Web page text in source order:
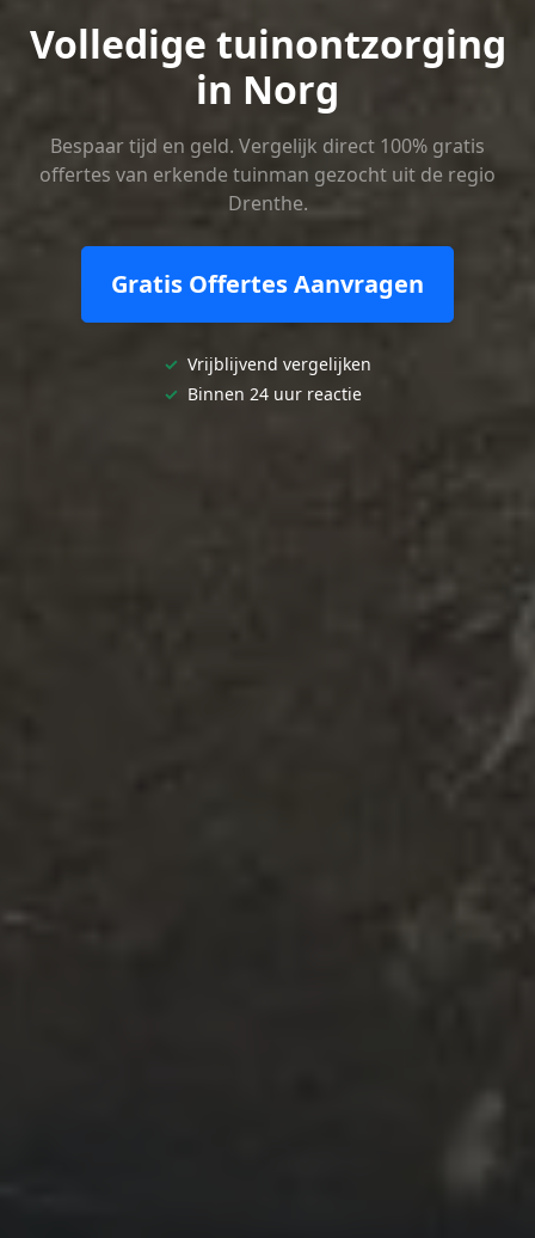
Volledige tuinontzorging
in Norg
Bespaar tijd en geld. Vergelijk direct 100% gratis
offertes van erkende tuinman gezocht uit de regio
Drenthe.
Gratis Offertes Aanvragen
✓ Vrijblijvend vergelijken
✓ Binnen 24 uur reactie